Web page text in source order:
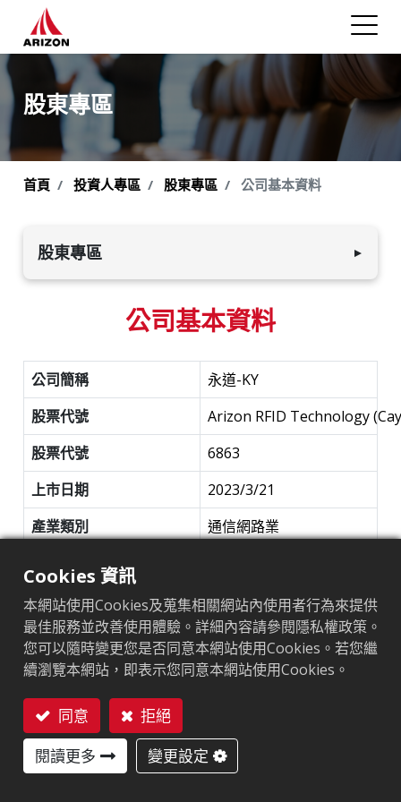
股東專區
首頁 投資人專區 股東專區 公司基本資料
股東專區 ▼
股利政策及資訊
重大資訊
股價資訊
法人說明會
公司基本資料
公司簡稱
永道-KY
股票代號
Arizon RFID Technology
股票代號
6863
上市日期
2023/3/21
產業類別
通信網路業
主要經營業務
RFID讀寫器設計與製造、
RFID應用系統整合等
董事長
何奕達 董事長
總經理
發言人
張淑芬 財務長
投資人關係聯絡方式
02-23916863
Cookies 資訊
本網站使用Cookies及蒐集相關網站內使用者行為來提供
最佳服務並改善使用體驗。詳細內容請參閱隱私權政策。
您可以隨時變更您是否同意本網站使用Cookies。若您繼
續瀏覽本網站，即表示您同意本網站使用Cookies。
同意
拒絕
閱讀更多
變更設定